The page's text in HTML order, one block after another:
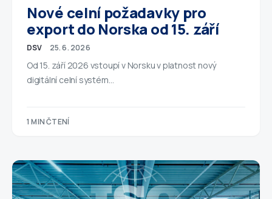
Nové celní požadavky pro
export do Norska od 15. září
DSV 25. 6. 2026
Od 15. září 2026 vstoupí v Norsku v platnost nový
digitální celní systém…
1 MIN ČTENÍ